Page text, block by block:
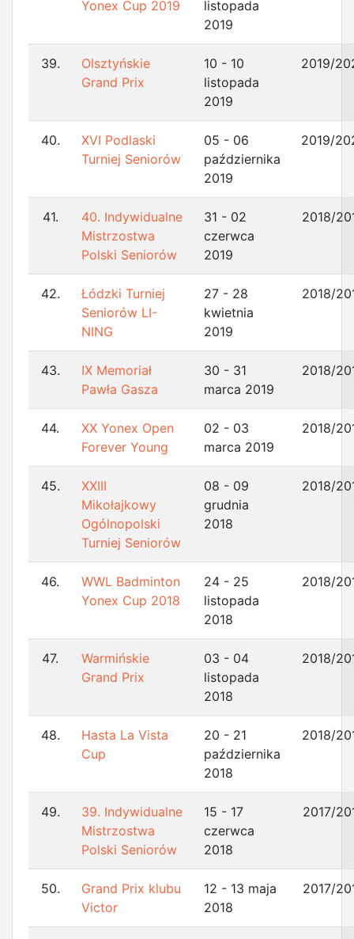
Yonex Cup 2019
listopada
2019
39.
Olsztyńskie
Grand Prix
10 - 10
listopada
2019
2019/
40.
XVI Podlaski
Turniej Seniorów
05 - 06
października
2019
2019/
41.
40. Indywidualne
Mistrzostwa
Polski Seniorów
31 - 02
czerwca
2019
2018/
42.
Łódzki Turniej
Seniorów LI-
NING
27 - 28
kwietnia
2019
2018/
43.
IX Memoriał
Pawła Gasza
30 - 31
marca 2019
2018/
44.
XX Yonex Open
Forever Young
02 - 03
marca 2019
2018/
45.
XXIII
Mikołajkowy
Ogólnopolski
Turniej Seniorów
08 - 09
grudnia
2018
2018/
46.
WWL Badminton
Yonex Cup 2018
24 - 25
listopada
2018
2018/
47.
Warmińskie
Grand Prix
03 - 04
listopada
2018
2018/
48.
Hasta La Vista
Cup
20 - 21
października
2018
2018/
49.
39. Indywidualne
Mistrzostwa
Polski Seniorów
15 - 17
czerwca
2018
2017/
50.
Grand Prix klubu
Victor
12 - 13 maja
2018
2017/